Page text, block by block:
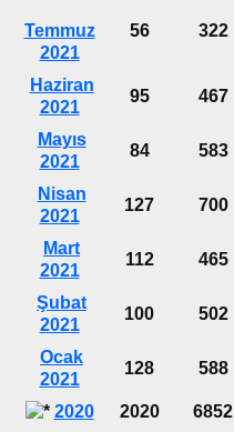
Temmuz
2021
56 322
Haziran
2021
95 467
Mayıs
2021
84 583
Nisan
2021
127 700
Mart
2021
112 465
Şubat
2021
100 502
Ocak
2021
128 588
2020 2020 6852